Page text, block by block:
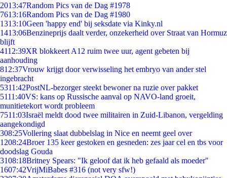
2013:47Random Pics van de Dag #1978
7613:16Random Pics van de Dag #1980
1313:10Geen 'happy end' bij seksdate via Kinky.nl
1413:06Benzineprijs daalt verder, onzekerheid over Straat van Hormuz
blijft
4112:39XR blokkeert A12 ruim twee uur, agent gebeten bij
aanhouding
812:37Vrouw krijgt door verwisseling het embryo van ander stel
ingebracht
5311:42PostNL-bezorger steekt bewoner na ruzie over pakket
5111:40VS: kans op Russische aanval op NAVO-land groeit,
munitietekort wordt probleem
7511:03Israël meldt dood twee militairen in Zuid-Libanon, vergelding
aangekondigd
308:25Vollering slaat dubbelslag in Nice en neemt geel over
1208:24Broer 135 keer gestoken en gesneden: zes jaar cel en tbs voor
doodslag Gouda
3108:18Britney Spears: "Ik geloof dat ik heb gefaald als moeder"
1607:42VrijMiBabes #316 (not very sfw!)